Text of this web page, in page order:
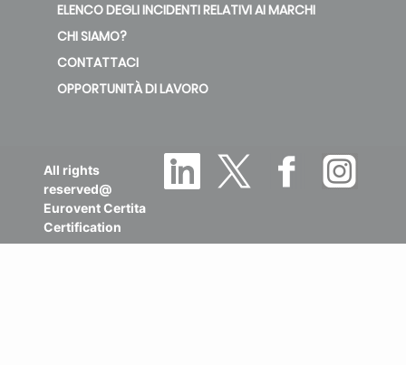
ELENCO DEGLI INCIDENTI RELATIVI AI MARCHI
CHI SIAMO?
CONTATTACI
OPPORTUNITÀ DI LAVORO
All rights
reserved@
Eurovent Certita
Certification